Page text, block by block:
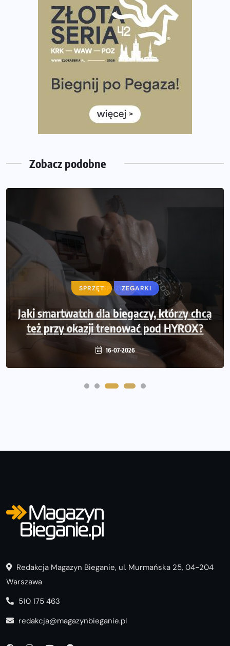
Tętno vs tempo – czym kierować się w bieganiu?
Co ma dużo białka? Produkty, które warto włączyć do
Rozbiegany Olsztyn szykuje się na weekend z
Już w tę sobotę 35. Bieg Powstania Warszawskiego.
Wystartuje rekordowa liczba uczestników
35. Bieg Powstania Warszawskiego – praktyczny
poradnik przed startem
Zobacz podobne
SPRZĘT ZEGARKI
Jaki smartwatch dla biegaczy, którzy chcą
też przy okazji trenować pod HYROX?
16-07-2026
SPRZĘT
Jak zaplanować domowe cardio bez
przepełniania mieszkania sprzętem
16-07-2026
Redakcja Magazyn Bieganie, ul. Murmańska 25, 04-204
Warszawa
510 175 463
redakcja@magazynbieganie.pl